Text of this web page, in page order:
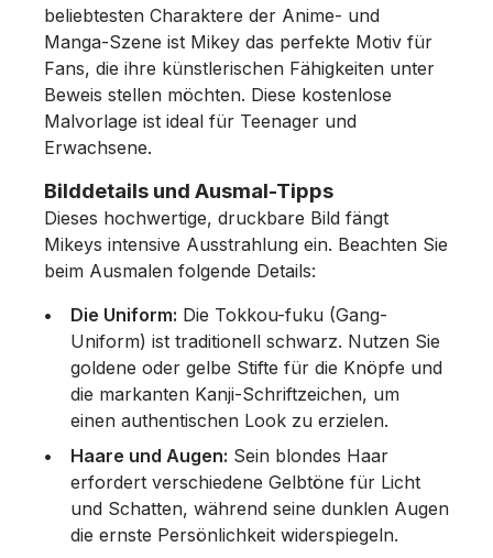
beliebtesten Charaktere der Anime- und
Manga-Szene ist Mikey das perfekte Motiv für
Fans, die ihre künstlerischen Fähigkeiten unter
Beweis stellen möchten. Diese kostenlose
Malvorlage ist ideal für Teenager und
Erwachsene.
Bilddetails und Ausmal-Tipps
Dieses hochwertige, druckbare Bild fängt
Mikeys intensive Ausstrahlung ein. Beachten Sie
beim Ausmalen folgende Details:
Die Uniform: Die Tokkou-fuku (Gang-
Uniform) ist traditionell schwarz. Nutzen Sie
goldene oder gelbe Stifte für die Knöpfe und
die markanten Kanji-Schriftzeichen, um
einen authentischen Look zu erzielen.
Haare und Augen: Sein blondes Haar
erfordert verschiedene Gelbtöne für Licht
und Schatten, während seine dunklen Augen
die ernste Persönlichkeit widerspiegeln.